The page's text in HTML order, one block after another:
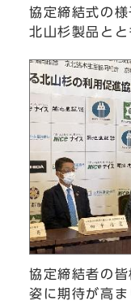
協定締結式の様
北山杉製品とと
協定締結者の
姿に期待が高ま